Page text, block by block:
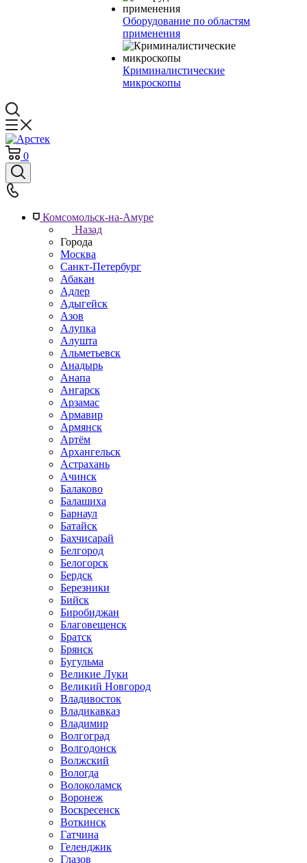
Оборудование по областям
применения
Криминалистические
микроскопы
0
Комсомольск-на-Амуре
Назад
Города
Москва
Санкт-Петербург
Абакан
Адлер
Адыгейск
Азов
Алупка
Алушта
Альметьевск
Анадырь
Анапа
Ангарск
Арзамас
Армавир
Армянск
Артём
Архангельск
Астрахань
Ачинск
Балаково
Балашиха
Барнаул
Батайск
Бахчисарай
Белгород
Белогорск
Бердск
Березники
Бийск
Биробиджан
Благовещенск
Братск
Брянск
Бугульма
Великие Луки
Великий Новгород
Владивосток
Владикавказ
Владимир
Волгоград
Волгодонск
Волжский
Вологда
Волоколамск
Воронеж
Воскресенск
Воткинск
Гатчина
Геленджик
Глазов